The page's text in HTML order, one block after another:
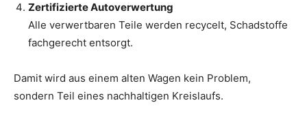
Zertifizierte Autoverwertung
Alle verwertbaren Teile werden recycelt, Schadstoffe
fachgerecht entsorgt.
Damit wird aus einem alten Wagen kein Problem,
sondern Teil eines nachhaltigen Kreislaufs.